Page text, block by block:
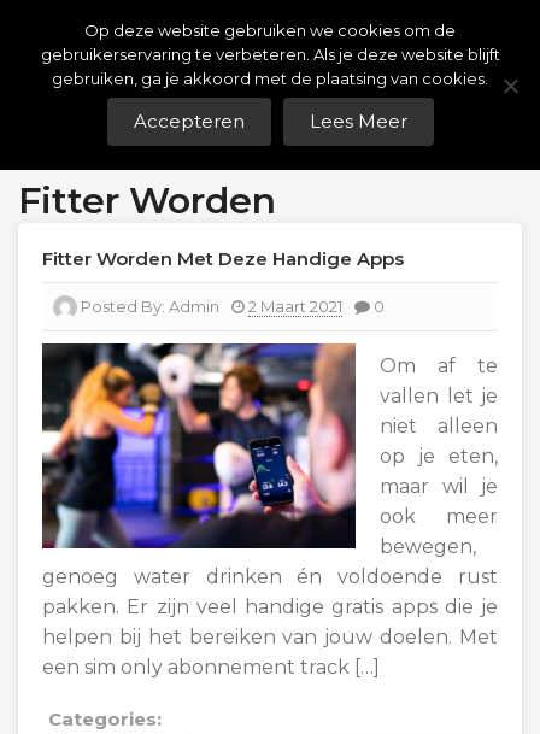
Content
Weight Watchers Puntenlijst
Gratis Weight Watchers Punten Berekenen!
Fitter Worden
Fitter Worden Met Deze Handige Apps
Posted By: Admin 2 Maart 2021 0
Om af te
vallen let je
niet alleen
op je eten,
maar wil je
ook meer
bewegen,
genoeg water drinken én voldoende rust
pakken. Er zijn veel handige gratis apps die je
helpen bij het bereiken van jouw doelen. Met
een sim only abonnement track […]
Categories:
Op deze website gebruiken we cookies om de
gebruikerservaring te verbeteren. Als je deze website blijft
gebruiken, ga je akkoord met de plaatsing van cookies.
Accepteren Lees Meer